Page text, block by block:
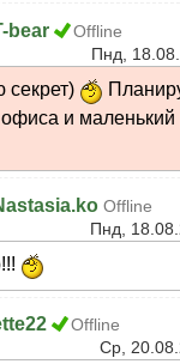
bear
Offline
Пнд,
офиса и
Offline
Пнд,
Offline
Ср,